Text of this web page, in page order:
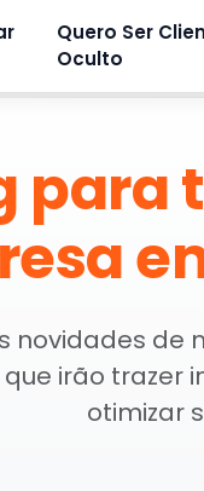
Quero Ser
Oculto
para
novidades de
irão
otimizar